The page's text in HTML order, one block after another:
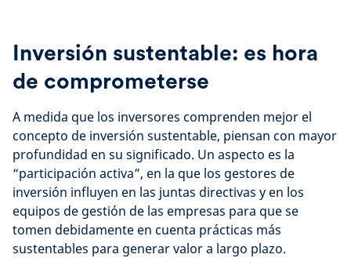
Inversión sustentable: es hora
de comprometerse
A medida que los inversores comprenden mejor el
concepto de inversión sustentable, piensan con mayor
profundidad en su significado. Un aspecto es la
“participación activa”, en la que los gestores de
inversión influyen en las juntas directivas y en los
equipos de gestión de las empresas para que se
tomen debidamente en cuenta prácticas más
sustentables para generar valor a largo plazo.